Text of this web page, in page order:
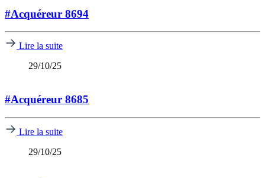
#Acquéreur 8694
Lire la suite
29/10/25
#Acquéreur 8685
Lire la suite
29/10/25